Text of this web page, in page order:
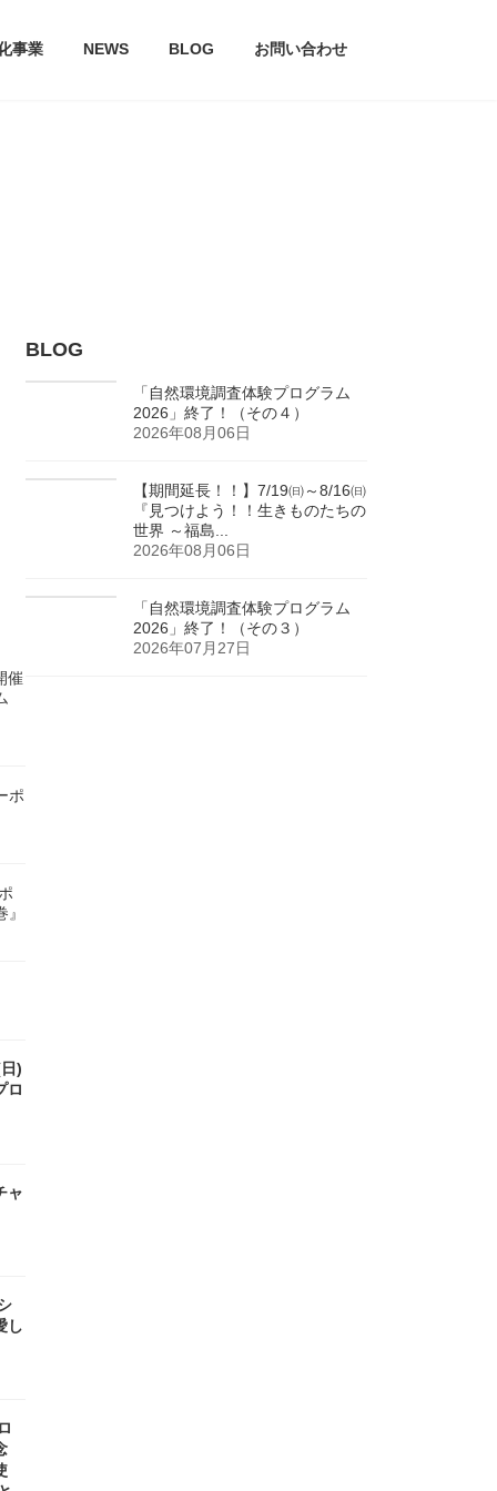
事業 NEWS BLOG お問い合わせ
BLOG
「自然環境調査体験プログラム
2026」終了！（その４）
2026年08月06日
【期間延長！！】7/19㈰～8/16㈰
『見つけよう！！生きものたちの
世界 ～福島...
2026年08月06日
「自然環境調査体験プログラム
2026」終了！（その３）
2026年07月27日
催
ポ
)
ロ
ャ
し